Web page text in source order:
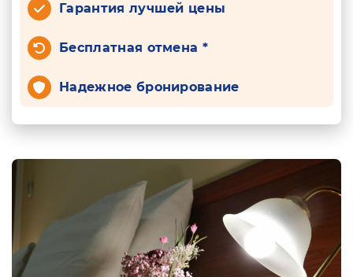
Гарантия лучшей цены
Бесплатная отмена *
Надежное бронирование